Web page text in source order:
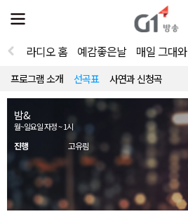
전
체
뉴
열
라디오 홈 예감좋은날 매일 그대와
프로그램 소개 선곡표 사연과 신청곡
밤&
월~일요일 자정 ~ 1시
진행 고유림